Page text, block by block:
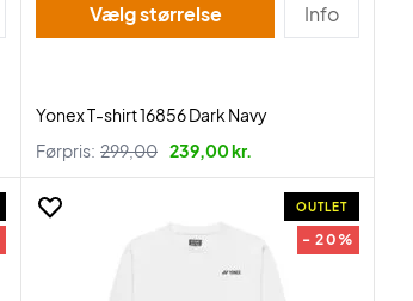
Vælg størrelse Info
Yonex T-shirt 16856 Dark Navy
Førpris: 299,00 239,00 kr.
OUTLET
- 20%